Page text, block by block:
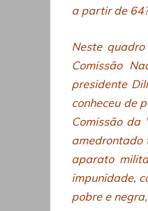
a partir de 64?
Neste
Comissão
presidente
conheceu de
Comissão da
amedrontado
aparato
impunidade,
pobre e